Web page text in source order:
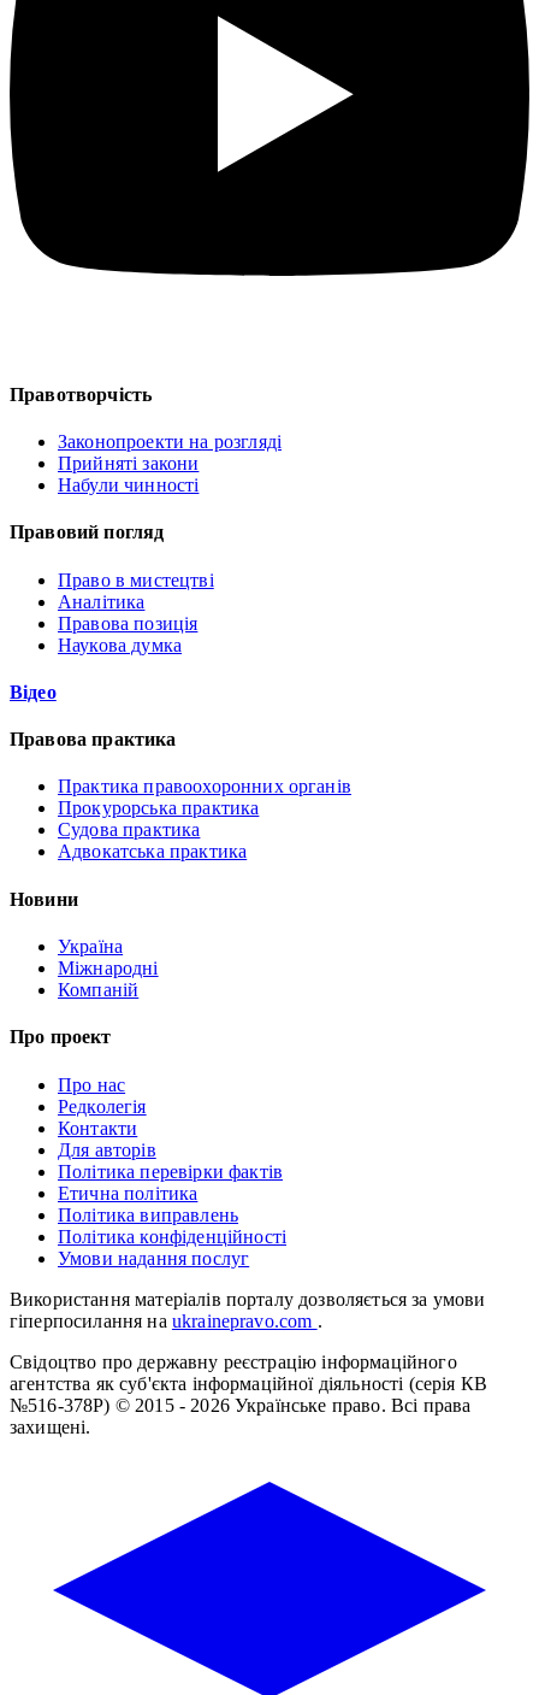
Правотворчість
Законопроекти на розгляді
Прийняті закони
Набули чинності
Правовий погляд
Право в мистецтві
Аналітика
Правова позиція
Наукова думка
Відео
Правова практика
Практика правоохоронних органів
Прокурорська практика
Судова практика
Адвокатська практика
Новини
Україна
Міжнародні
Компаній
Про проект
Про нас
Редколегія
Контакти
Для авторів
Політика перевірки фактів
Етична політика
Політика виправлень
Політика конфіденційності
Умови надання послуг
Використання матеріалів порталу дозволяється за умови
гіперпосилання на ukrainepravo.com .
Свідоцтво про державну реєстрацію інформаційного
агентства як суб'єкта інформаційної діяльності (серія КВ
№516-378Р) © 2015 - 2026 Українське право. Всі права
захищені.